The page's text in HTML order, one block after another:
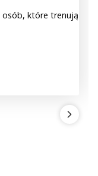
które trenują bez